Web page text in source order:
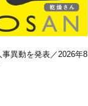
異動を発表／2026年8